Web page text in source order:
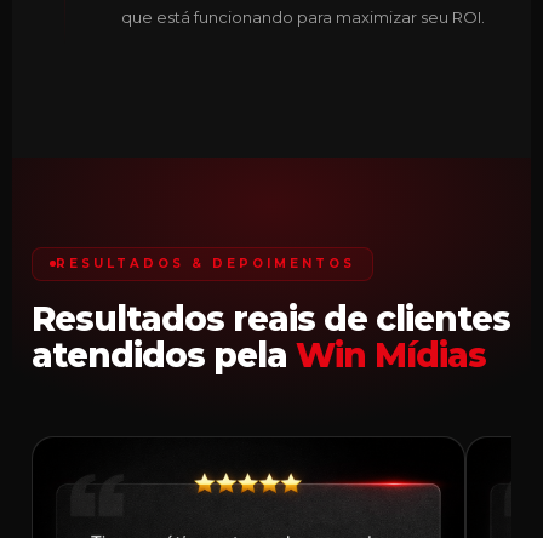
que está funcionando para maximizar seu ROI.
RESULTADOS & DEPOIMENTOS
Resultados reais de clientes
atendidos pela Win Mídias